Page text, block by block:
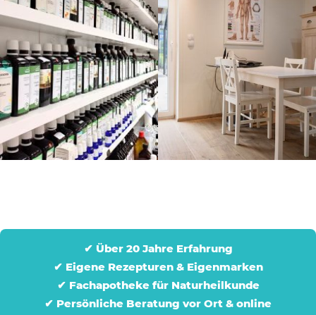
✔ Über 20 Jahre Erfahrung
✔ Eigene Rezepturen & Eigenmarken
✔ Fachapotheke für Naturheilkunde
✔ Persönliche Beratung vor Ort & online